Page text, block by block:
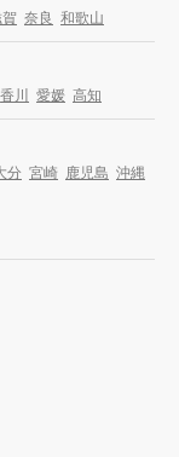
奈良 和歌山
香川 愛媛 高知
分 宮崎 鹿児島 沖縄